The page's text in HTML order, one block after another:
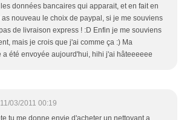
données bancaires qui apparait, et en fait en
as nouveau le choix de paypal, si je me souviens
de livraison express ! :D Enfin je me souviens
mais je crois que j'ai comme ça :) Ma
a été envoyée aujourd'hui, hihi j'ai hâteeeeee
11/03/2011 00:19
tu me donne envie d'acheter un nettoyant a